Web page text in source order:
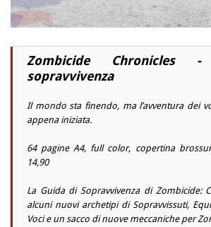
Zombicide Chronicles
sopravvivenza
Il mondo sta finendo, ma l’avventura dei
appena iniziata.
64 pagine A4, full color, copertina
14,90
La Guida di Sopravvivenza di Zombicide:
alcuni nuovi archetipi di Sopravvissuti,
Voci e un sacco di nuove meccaniche per